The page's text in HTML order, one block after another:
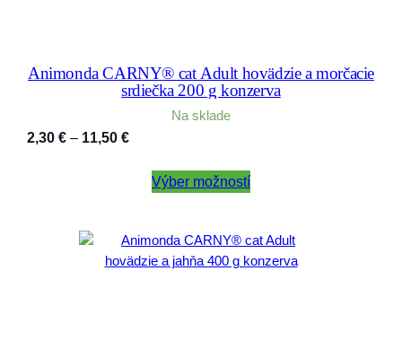
Animonda CARNY® cat Adult hovädzie a morčacie
srdiečka 200 g konzerva
Na sklade
2,30 € – 11,50 €Price
2,30 €Výber možností